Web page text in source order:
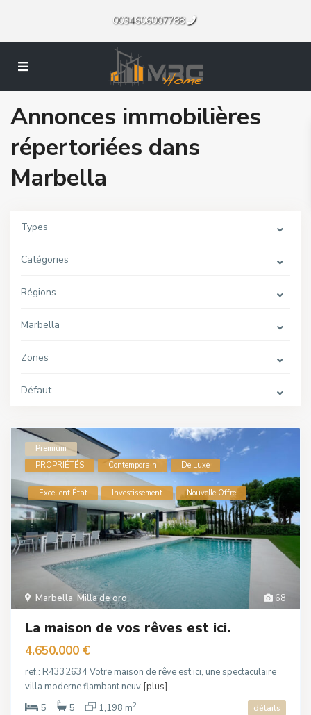
0034606007788
Annonces immobilières
répertoriées dans
Marbella
Types
Catégories
Régions
Marbella
Zones
Défaut
68
Marbella, Milla de oro
Premium
PROPRIÉTÉS
Contemporain De Luxe
Excellent État Investissement Nouvelle Offre
La maison de vos rêves est ici.
4.650.000 €
ref.: R4332634 Votre maison de rêve est ici, une spectaculaire
villa moderne flambant neuv [plus]
5
5 1,198 m2 détails